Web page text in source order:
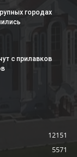
городах
с прилавков
12151
5571